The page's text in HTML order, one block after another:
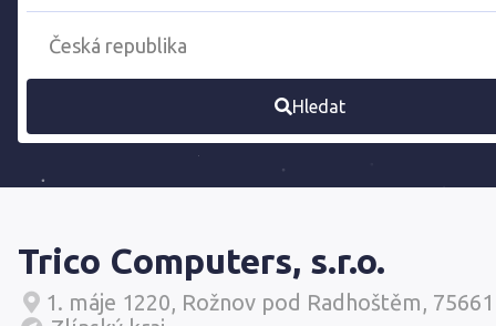
Hledat
Trico Computers, s.r.o.
1. máje 1220, Rožnov pod Radhoštěm, 75661